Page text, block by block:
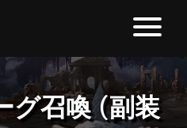
グ召喚 (副装